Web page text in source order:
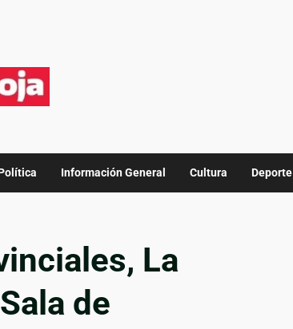
Información General Cultura Deporte
La
de